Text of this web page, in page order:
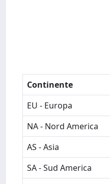
Continente
EU - Europa
NA - Nord America
AS - Asia
SA - Sud America